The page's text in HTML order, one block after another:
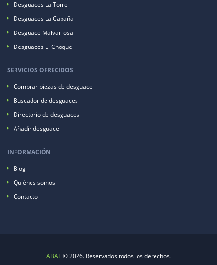
Desguaces La Torre
Desguaces La Cabaña
Desguace Malvarrosa
Desguaces El Choque
SERVICIOS OFRECIDOS
Comprar piezas de desguace
Buscador de desguaces
Directorio de desguaces
Añadir desguace
INFORMACIÓN
Blog
Quiénes somos
Contacto
ABAT© 2026. Reservados todos los derechos.